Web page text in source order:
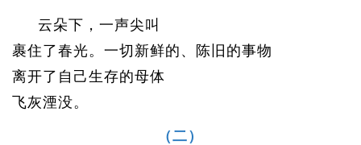
云朵下，一声尖叫
裹住了春光。一切新鲜的、陈旧的事物
离开了自己生存的母体
飞灰湮没。
（二）